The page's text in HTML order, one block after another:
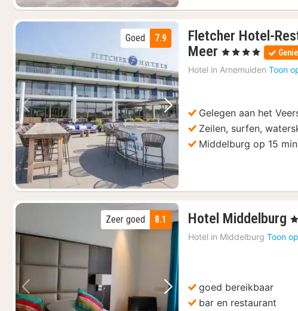
Vorige foto Volgende foto
7.9
Goed
Fletcher Hotel-
Meer 1
nacht
vanaf
€
, 4 Sterren
Hotel in Arnemuiden Toon
Gelegen aan het
Zeilen, surfen,
Middelburg op 15
Vorige foto Volgende foto
8.1
Zeer goed Hotel Middelburg 1
,
Hotel in Middelburg Toon
goed bereikbaar
bar en restaurant